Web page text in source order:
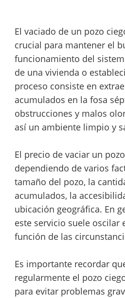
El vaciado de un pozo
crucial para mantener el
funcionamiento del
de una vivienda o
proceso consiste en
acumulados en la fosa
obstrucciones y malos
así un ambiente limpio y
El precio de vaciar un
dependiendo de varios
tamaño del pozo, la
acumulados, la
ubicación geográfica. En
este servicio suele oscilar
función de las
Es importante recordar
regularmente el pozo
para evitar problemas